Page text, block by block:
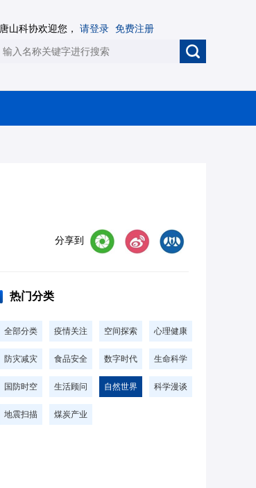
唐山科协欢迎您， 请登录 免费注册
分享到
热门分类
全部分类 疫情关注 空间探索 心理健康
防灾减灾 食品安全 数字时代 生命科学
国防时空 生活顾问 自然世界 科学漫谈
地震扫描 煤炭产业